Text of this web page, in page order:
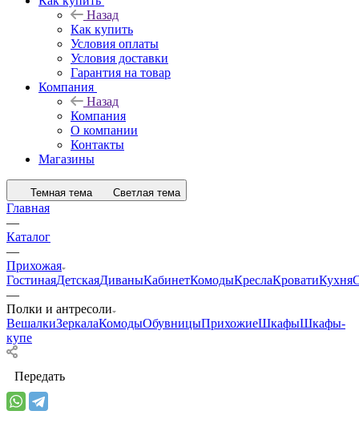
Назад
Как купить
Условия оплаты
Условия доставки
Гарантия на товар
Компания
Назад
Компания
О компании
Контакты
Магазины
Темная тема Светлая тема
Главная
—
Каталог
—
Прихожая
ГостинаяДетскаяДиваныКабинетКомодыКреслаКроватиКухня
—
Полки и антресоли
ВешалкиЗеркалаКомодыОбувницыПрихожиеШкафыШкафы-
купе
Передать